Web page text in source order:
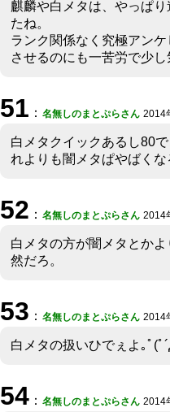
麒麟や白メタは、やっぱ
たね。
ランク関係なく究極アン
させるのにも一苦労で少し
51 ： 名無しのまとぷらさん 2014
白メタクイックあるし80
れよりも闇メタぱやばく
52 ： 名無しのまとぷらさん 2014
白メタの方が闇メタとか
然だろ。
53 ： 名無しのまとぷらさん 2014
白メタの扱いひでぇよ｡ﾟ(ﾟ
54 ： 名無しのまとぷらさん 2014